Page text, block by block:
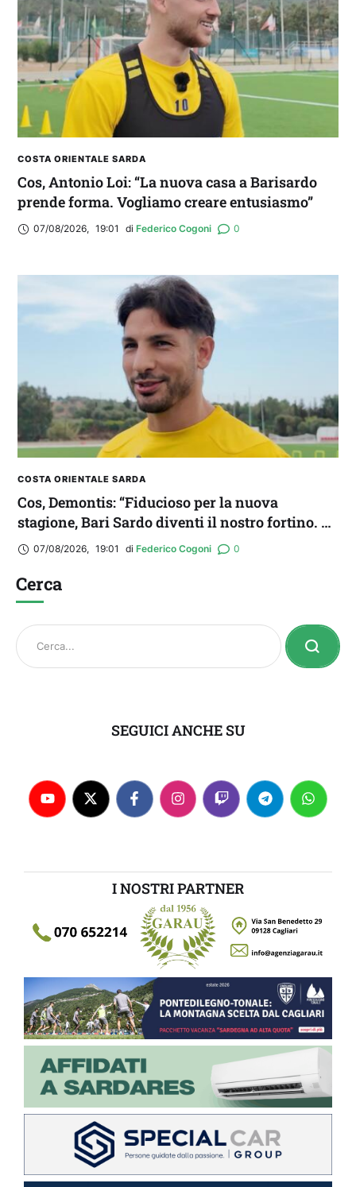
COSTA ORIENTALE SARDA
Cos, Antonio Loi: “La nuova casa a Barisardo
prende forma. Vogliamo creare entusiasmo”
07/08/2026, 19:01 di Federico Cogoni 0
COSTA ORIENTALE SARDA
Cos, Demontis: “Fiducioso per la nuova
stagione, Bari Sardo diventi il nostro fortino. E
occhio all’Ossese”
07/08/2026, 19:01 di Federico Cogoni 0
Cerca
SEGUICI ANCHE SU
I NOSTRI PARTNER